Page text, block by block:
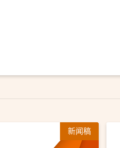
新闻稿